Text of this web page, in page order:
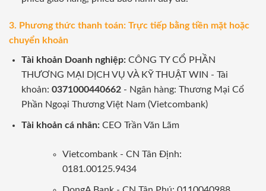
3. Phương thức thanh toán: Trực tiếp bằng tiền mặt hoặc
chuyển khoản
Tài khoản Doanh nghiệp:CÔNG TY CỔ PHẦN
THƯƠNG MẠI DỊCH VỤ VÀ KỸ THUẬT WIN - Tài
khoản: 0371000440662- Ngân hàng: Thương Mại Cổ
Phần Ngoại Thương Việt Nam (Vietcombank)
Tài khoản cá nhân: CEO Trần Văn Lãm
Vietcombank - CN Tân Định:
0181.00125.9434